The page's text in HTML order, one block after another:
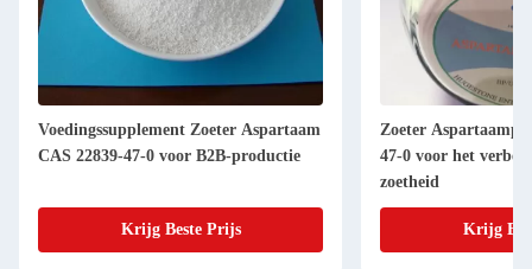
Voedingssupplement Zoeter Aspartaam
CAS 22839-47-0 voor B2B-productie
Krijg Beste Prijs
Zoeter
47-0 voor het
zoetheid
Krijg